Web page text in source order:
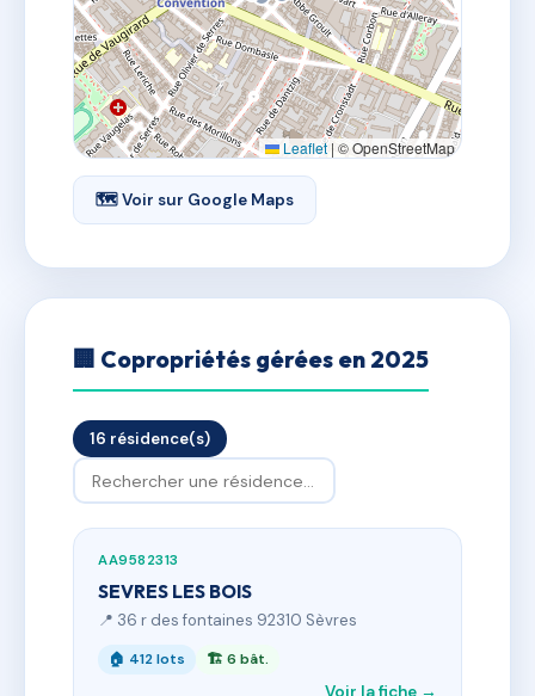
Leaflet | © OpenStreetMap
🗺 Voir sur Google Maps
🏢 Copropriétés gérées en 2025
16 résidence(s)
AA9582313
SEVRES LES BOIS
📍 36 r des fontaines 92310 Sèvres
🏠 412 lots 🏗 6 bât.
Voir la fiche →